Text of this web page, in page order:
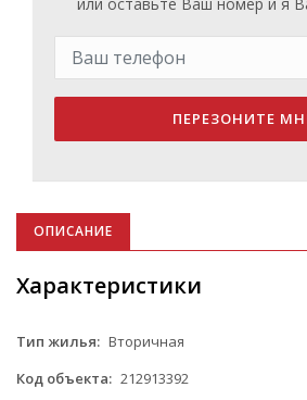
ПЕРЕЗОНИТЕ
ОПИСАНИЕ
Характеристики
Тип жилья: Вторичная
Код объекта: 212913392